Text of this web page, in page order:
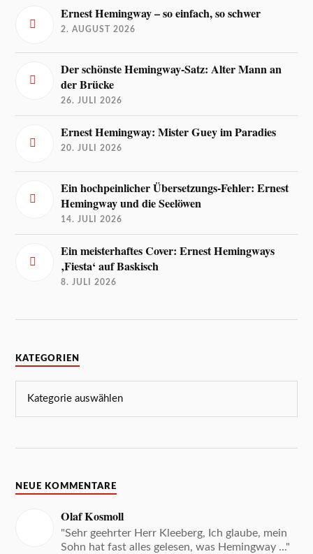
Ernest Hemingway – so einfach, so schwer
2. AUGUST 2026
Der schönste Hemingway-Satz: Alter Mann an
der Brücke
26. JULI 2026
Ernest Hemingway: Mister Guey im Paradies
20. JULI 2026
Ein hochpeinlicher Übersetzungs-Fehler: Ernest
Hemingway und die Seelöwen
14. JULI 2026
Ein meisterhaftes Cover: Ernest Hemingways
‚Fiesta‘ auf Baskisch
8. JULI 2026
KATEGORIEN
NEUE KOMMENTARE
Olaf Kosmoll
"Sehr geehrter Herr Kleeberg, Ich glaube, mein
Sohn hat fast alles gelesen, was Hemingway ..."